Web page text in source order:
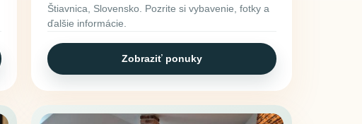
Štiavnica, Slovensko. Pozrite si vybavenie, fotky a
ďalšie informácie.
Zobraziť ponuky